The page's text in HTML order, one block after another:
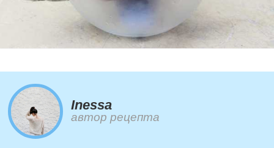
Inessa
автор рецепта